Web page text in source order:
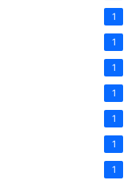
1
1
1
1
1
1
1